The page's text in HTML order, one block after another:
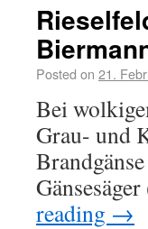
Posted on 21.
Bei
Grau- und
reading →